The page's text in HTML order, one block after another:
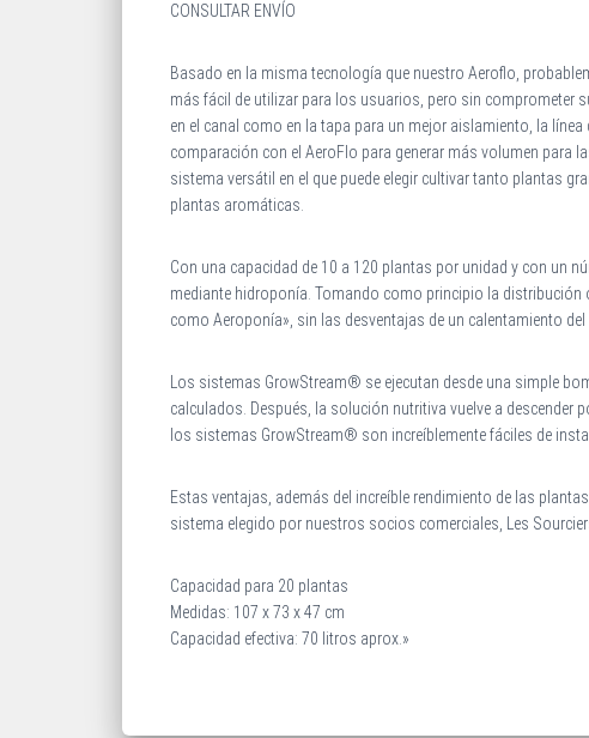
CONSULTAR ENVÍO
Basado en la misma tecnología que nuestro Aeroflo,
más fácil de utilizar para los usuarios, pero sin comprometer
en el canal como en la tapa para un mejor aislamiento, la
comparación con el AeroFlo para generar más volumen para
sistema versátil en el que puede elegir cultivar tanto plantas
plantas aromáticas.
Con una capacidad de 10 a 120 plantas por unidad y con un
mediante hidroponía. Tomando como principio la distribución
como Aeroponía», sin las desventajas de un calentamiento
Los sistemas GrowStream® se ejecutan desde una simple
calculados. Después, la solución nutritiva vuelve a descender
los sistemas GrowStream® son increíblemente fáciles de
Estas ventajas, además del increíble rendimiento de las
sistema elegido por nuestros socios comerciales, Les
Capacidad para 20 plantas
Medidas: 107 x 73 x 47 cm
Capacidad efectiva: 70 litros aprox.»